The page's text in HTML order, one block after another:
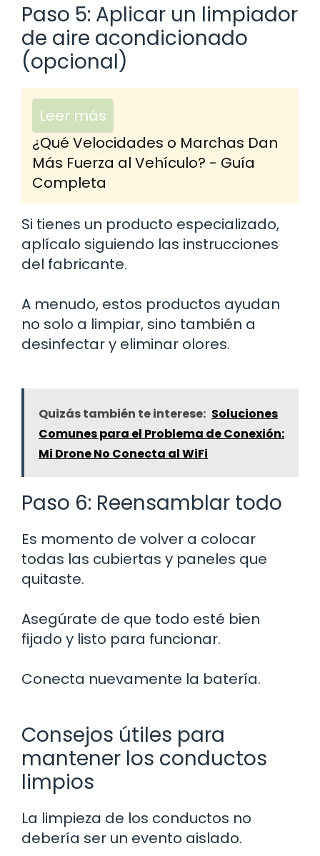
Paso 5: Aplicar un limpiador
de aire acondicionado
(opcional)
Leer más
¿Qué Velocidades o Marchas Dan
Más Fuerza al Vehículo? - Guía
Completa
Si tienes un producto especializado,
aplícalo siguiendo las instrucciones
del fabricante.
A menudo, estos productos ayudan
no solo a limpiar, sino también a
desinfectar y eliminar olores.
Quizás también te interese: Soluciones
Comunes para el Problema de Conexión:
Mi Drone No Conecta al WiFi
Paso 6: Reensamblar todo
Es momento de volver a colocar
todas las cubiertas y paneles que
quitaste.
Asegúrate de que todo esté bien
fijado y listo para funcionar.
Conecta nuevamente la batería.
Consejos útiles para
mantener los conductos
limpios
La limpieza de los conductos no
debería ser un evento aislado.